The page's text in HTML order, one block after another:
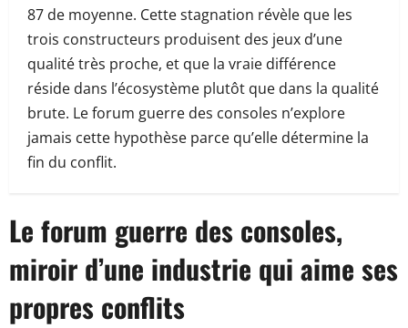
87 de moyenne. Cette stagnation révèle que les
trois constructeurs produisent des jeux d’une
qualité très proche, et que la vraie différence
réside dans l’écosystème plutôt que dans la qualité
brute. Le forum guerre des consoles n’explore
jamais cette hypothèse parce qu’elle détermine la
fin du conflit.
Le forum guerre des consoles,
miroir d’une industrie qui aime ses
propres conflits